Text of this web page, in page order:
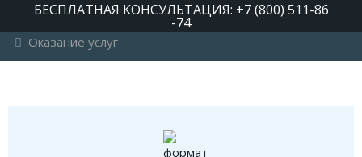
БЕСПЛАТНАЯ КОНСУЛЬТАЦИЯ: +7 (800) 511-86
-74
Оказание услуг